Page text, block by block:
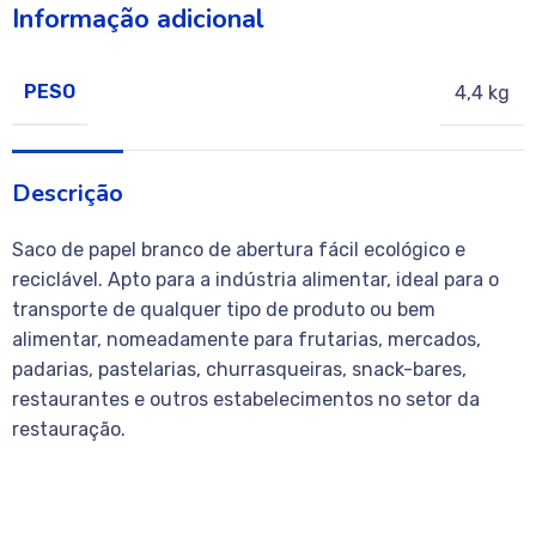
Informação adicional
PESO 4,4 kg
Descrição
Saco de papel branco de abertura fácil ecológico e
reciclável. Apto para a indústria alimentar, ideal para o
transporte de qualquer tipo de produto ou bem
alimentar, nomeadamente para frutarias, mercados,
padarias, pastelarias, churrasqueiras, snack-bares,
restaurantes e outros estabelecimentos no setor da
restauração.